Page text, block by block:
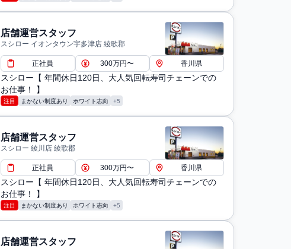
店舗運営スタッフ
スシロー イオンタウン宇多津店 綾歌郡
正社員 300万円〜 香川県
スシロー【 年間休日120日、大人気回転寿司チェーンでの
お仕事！ 】
注目 まかない制度あり ホワイト志向 +5
店舗運営スタッフ
スシロー 綾川店 綾歌郡
正社員 300万円〜 香川県
スシロー【 年間休日120日、大人気回転寿司チェーンでの
お仕事！ 】
注目 まかない制度あり ホワイト志向 +5
店舗運営スタッフ